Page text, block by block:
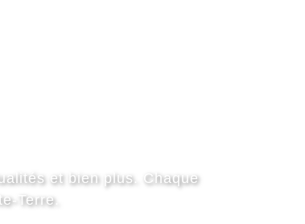
et bien plus. Chaque
Terre.